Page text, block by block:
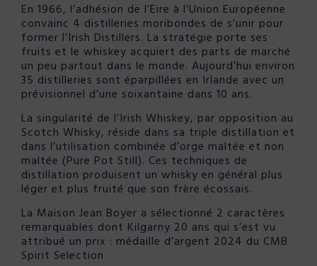
En 1966, l’adhésion de l’Eire à l’Union Européenne
convainc 4 distilleries moribondes de s’unir pour
former l’Irish Distillers. La stratégie porte ses
fruits et le whiskey acquiert des parts de marché
un peu partout dans le monde. Aujourd’hui environ
35 distilleries sont éparpillées en Irlande avec un
prévisionnel d’une soixantaine dans 10 ans.
La singularité de l’Irish Whiskey, par opposition au
Scotch Whisky, réside dans sa triple distillation et
dans l’utilisation combinée d’orge maltée et non
maltée (Pure Pot Still). Ces techniques de
distillation produisent un whisky en général plus
léger et plus fruité que son frère écossais.
La Maison Jean Boyer a sélectionné 2 caractères
remarquables dont Kilgarny 20 ans qui s’est vu
attribué un prix : médaille d’argent 2024 du CMB
Spirit Selection